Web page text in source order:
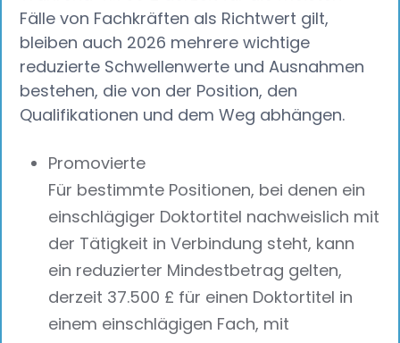
Fälle von Fachkräften als Richtwert gilt,
bleiben auch 2026 mehrere wichtige
reduzierte Schwellenwerte und Ausnahmen
bestehen, die von der Position, den
Qualifikationen und dem Weg abhängen.
Promovierte
Für bestimmte Positionen, bei denen ein
einschlägiger Doktortitel nachweislich mit
der Tätigkeit in Verbindung steht, kann
ein reduzierter Mindestbetrag gelten,
derzeit 37.500 £ für einen Doktortitel in
einem einschlägigen Fach, mit